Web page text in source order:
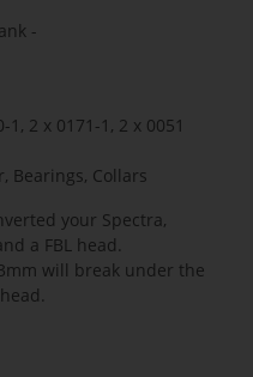
-
1, 2 x 0171-1, 2 x 0051
Bearings, Collars
your Spectra,
a FBL head.
will break under the